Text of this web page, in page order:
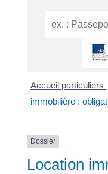
Accueil particuliers
immobilière :
Dossier
Location